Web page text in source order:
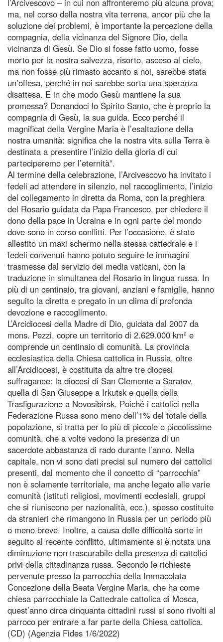
l’Arcivescovo – in cui non affronteremo più alcuna prova;
ma, nel corso della nostra vita terrena, ancor più che la
soluzione dei problemi, è importante la percezione della
compagnia, della vicinanza del Signore Dio, della
vicinanza di Gesù. Se Dio si fosse fatto uomo, fosse
morto per la nostra salvezza, risorto, asceso al cielo,
ma non fosse più rimasto accanto a noi, sarebbe stata
un’offesa, perché in noi sarebbe sorta una speranza
disattesa. E in che modo Gesù mantiene la sua
promessa? Donandoci lo Spirito Santo, che è proprio la
compagnia di Gesù, la sua guida. Ecco perché il
magnificat della Vergine Maria è l’esaltazione della
nostra umanità: significa che la nostra vita sulla Terra è
destinata a presentire l’inizio della gloria di cui
parteciperemo per l’eternità”.
Al termine della celebrazione, l’Arcivescovo ha invitato i
fedeli ad attendere in silenzio, nel raccoglimento, l’inizio
del collegamento in diretta da Roma, con la preghiera
del Rosario guidata da Papa Francesco, per chiedere il
dono della pace in Ucraina e in ogni parte del mondo
dove sono in corso conflitti. Per l’occasione, è stato
allestito un maxi schermo nella stessa cattedrale e i
fedeli convenuti hanno potuto seguire le immagini
trasmesse dal servizio dei media vaticani, con la
traduzione in simultanea del Rosario in lingua russa. In
più di un centinaio, tra giovani, anziani e famiglie, hanno
seguito la diretta e pregato in un clima di profonda
devozione e raccoglimento.
L’Arcidiocesi della Madre di Dio, guidata dal 2007 da
mons. Pezzi, copre un territorio di 2.629.000 km² e
comprende un centinaio di comunità. La provincia
ecclesiastica della Chiesa cattolica in Russia, oltre
all’Arcidiocesi, è costituita da altre tre diocesi
suffraganee: la diocesi di San Clemente a Saratov,
quella di San Giuseppe a Irkutsk e quella della
Trasfigurazione a Novosibirsk. Poiché i cattolici nella
Federazione Russa sono meno dell’1% del totale della
popolazione, si tratta per lo più di piccole o piccolissime
comunità, che a volte vedono la presenza di un
sacerdote abbastanza di rado durante l’anno. Nella
capitale, non vi sono dati precisi sul numero dei cattolici
presenti, dal momento che il concetto di “parrocchia”
non è solamente territoriale, ma anche legato alle varie
comunità (istituti religiosi, movimenti ecclesiali, gruppi
che si riuniscono per nazionalità, ecc.), spesso costituite
da stranieri che rimangono in Russia per un periodo più
o meno breve. Inoltre, a causa delle difficoltà sorte in
seguito al recente conflitto, ultimamente si è notata una
diminuzione non trascurabile della presenza di cattolici
privi della cittadinanza russa. Secondo le richieste
pervenute presso la parrocchia della Immacolata
Concezione della Beata Vergine Maria, che ha come
chiesa parrocchiale la Cattedrale cattolica di Mosca,
quest’anno circa cinquanta cittadini russi si sono rivolti al
parroco per entrare a far parte della Chiesa cattolica.
(CD) (Agenzia Fides 1/6/2022)